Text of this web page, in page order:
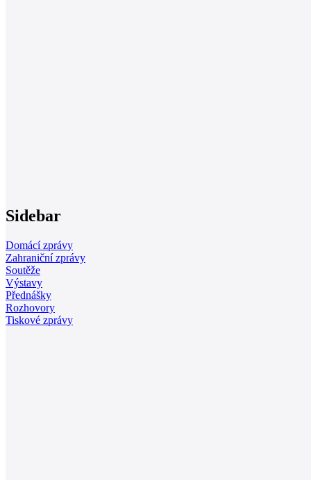
Sidebar
Domácí zprávy
Zahraniční zprávy
Soutěže
Výstavy
Přednášky
Rozhovory
Tiskové zprávy